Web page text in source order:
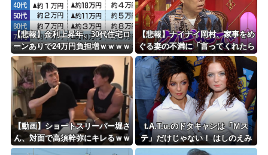
日本旅行キャンセルすべきか…1万年ぶり史上最大級の火山の兆し＝韓国の反応
更新中止のお知らせ
海外「おめでとうタキ！」リヴァプール南野がバースデーゴール！！
Powered by livedoor 相互RSS
【悲報】金利上昇年、30代住宅ロ
ーンありで24万円負担増ｗｗｗｗ
ｗｗｗｗｗｗｗｗ
【悲報】ナイナイ岡村、家事をめ
ぐる妻の不満に「言ってくれたら
済む話やん」になるみ「バイトや
ったらクビやで」説教受け黙り込
む
【動画】ショートスリーパー堀さ
ん、対面で高須幹弥にキレるｗｗ
ｗｗｗｗｗｗｗ
t.A.T.u.のドタキャンは「Ｍス
テ」だけじゃない！ はしのえみ
「来なかったんですよ…」